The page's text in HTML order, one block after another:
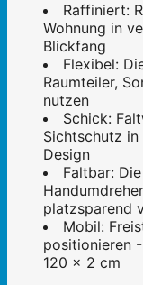
Raffiniert:
Wohnung in
Blickfang
Flexibel:
Raumteiler,
nutzen
Schick:
Sichtschutz
Design
Faltbar:
platzsparend
Mobil:
positionieren
120 x 2 cm